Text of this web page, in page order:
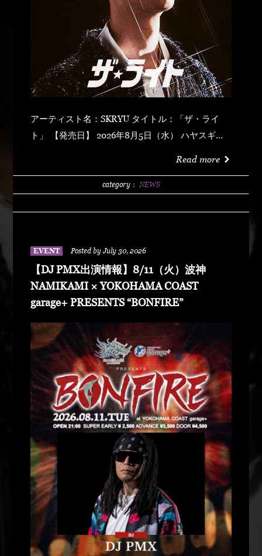
アーティスト名：SKRYU タイトル：「ザ・ライ
ト」 【発売日】 2026年8月5日（水） ハヤスギテ
リング (prod by DJ PMX) マッパ・ノ・オウサマ
Read more
category： NEWS
EVENT Posted by July 30, 2026
【DJ PMX出演情報】8/11（火）波神
NAMIKAMI × YOKOHAMA COAST
garage+ PRESENTS “BONFIRE”